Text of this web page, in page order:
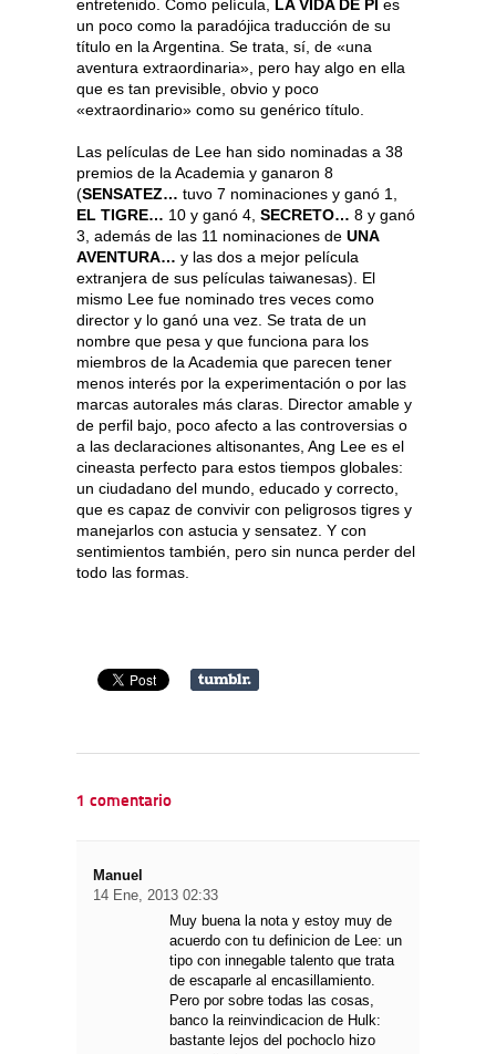
entretenido. Como película, LA VIDA DE PI es
un poco como la paradójica traducción de su
título en la Argentina. Se trata, sí, de «una
aventura extraordinaria», pero hay algo en ella
que es tan previsible, obvio y poco
«extraordinario» como su genérico título.
Las películas de Lee han sido nominadas a 38
premios de la Academia y ganaron 8
(SENSATEZ… tuvo 7 nominaciones y ganó 1,
EL TIGRE… 10 y ganó 4, SECRETO… 8 y ganó
3, además de las 11 nominaciones de UNA
AVENTURA… y las dos a mejor película
extranjera de sus películas taiwanesas). El
mismo Lee fue nominado tres veces como
director y lo ganó una vez. Se trata de un
nombre que pesa y que funciona para los
miembros de la Academia que parecen tener
menos interés por la experimentación o por las
marcas autorales más claras. Director amable y
de perfil bajo, poco afecto a las controversias o
a las declaraciones altisonantes, Ang Lee es el
cineasta perfecto para estos tiempos globales:
un ciudadano del mundo, educado y correcto,
que es capaz de convivir con peligrosos tigres y
manejarlos con astucia y sensatez. Y con
sentimientos también, pero sin nunca perder del
todo las formas.
1 comentario
Manuel
14 Ene, 2013 02:33
Muy buena la nota y estoy muy de
acuerdo con tu definicion de Lee: un
tipo con innegable talento que trata
de escaparle al encasillamiento.
Pero por sobre todas las cosas,
banco la reinvindicacion de Hulk:
bastante lejos del pochoclo hizo